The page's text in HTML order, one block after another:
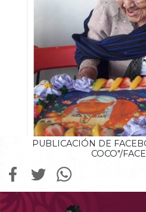
PUBLICACIÓN DE
COCO"/